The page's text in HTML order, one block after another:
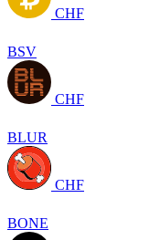
CHF
BSV
CHF
BLUR
CHF
BONE